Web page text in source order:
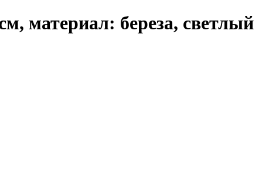
материал: береза, светлый